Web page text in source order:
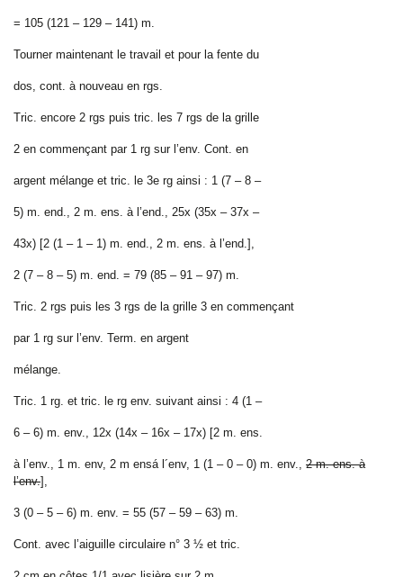
= 105 (121 – 129 – 141) m.
Tourner maintenant le travail et pour la fente du
dos, cont. à nouveau en rgs.
Tric. encore 2 rgs puis tric. les 7 rgs de la grille
2 en commençant par 1 rg sur l’env. Cont. en
argent mélange et tric. le 3e rg ainsi : 1 (7 – 8 –
5) m. end., 2 m. ens. à l’end., 25x (35x – 37x –
43x) [2 (1 – 1 – 1) m. end., 2 m. ens. à l’end.],
2 (7 – 8 – 5) m. end. = 79 (85 – 91 – 97) m.
Tric. 2 rgs puis les 3 rgs de la grille 3 en commençant
par 1 rg sur l’env. Term. en argent
mélange.
Tric. 1 rg. et tric. le rg env. suivant ainsi : 4 (1 –
6 – 6) m. env., 12x (14x – 16x – 17x) [2 m. ens.
à l’env., 1 m. env, 2 m ensá l´env, 1 (1 – 0 – 0) m. env., 2 m. ens. à
l’env.],
3 (0 – 5 – 6) m. env. = 55 (57 – 59 – 63) m.
Cont. avec l’aiguille circulaire n° 3 ½ et tric.